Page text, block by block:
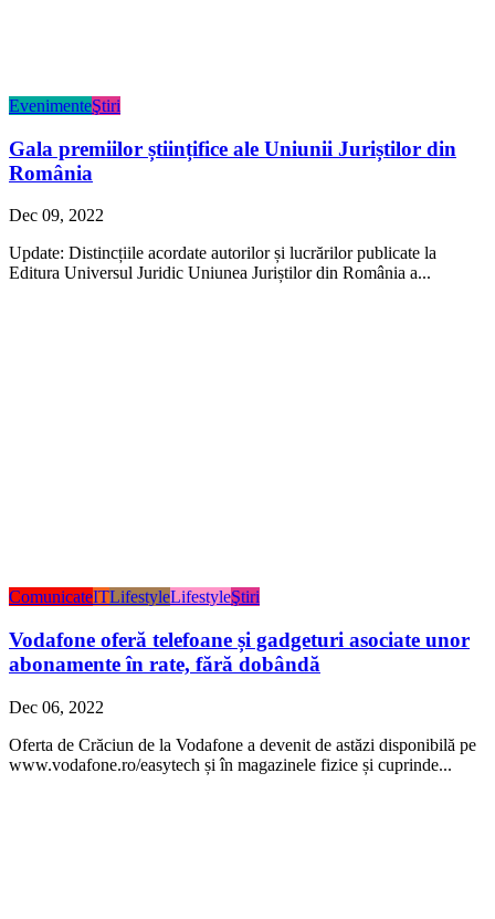
EvenimenteŞtiri
Gala premiilor științifice ale Uniunii Juriștilor din
România
Dec 09, 2022
Update: Distincțiile acordate autorilor și lucrărilor publicate la
Editura Universul Juridic Uniunea Juriștilor din România a...
ComunicateITLifestyleLifestyleŞtiri
Vodafone oferă telefoane și gadgeturi asociate unor
abonamente în rate, fără dobândă
Dec 06, 2022
Oferta de Crăciun de la Vodafone a devenit de astăzi disponibilă pe
www.vodafone.ro/easytech și în magazinele fizice și cuprinde...